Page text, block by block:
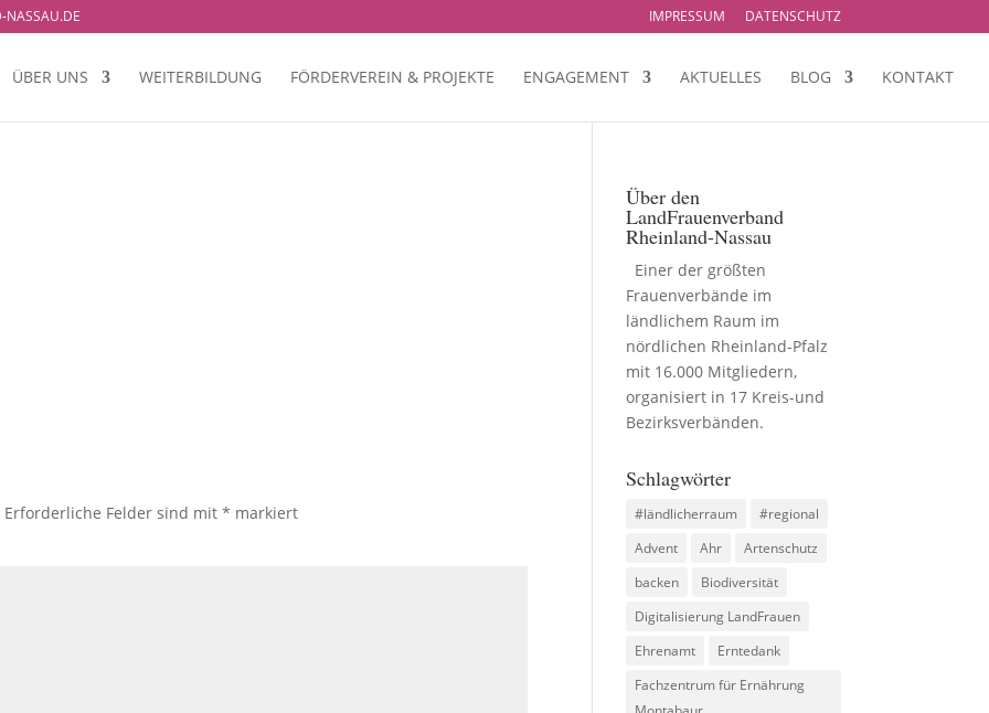
NASSAU.DE IMPRESSUM DATENSCHUTZ
ÜBER UNS WEITERBILDUNG FÖRDERVEREIN & PROJEKTE ENGAGEMENT AKTUELLES BLOG KONTAKT
Erforderliche Felder sind mit* markiert
Über den
LandFrauenverband
Rheinland-Nassau
Einer der größten
Frauenverbände im
ländlichem Raum im
nördlichen Rheinland-Pfalz
mit 16.000 Mitgliedern,
organisiert in 17 Kreis-und
Bezirksverbänden.
Schlagwörter
#ländlicherraum
#regional
Advent
Ahr
Artenschutz
backen
Biodiversität
Digitalisierung LandFrauen
Ehrenamt
Erntedank
Fachzentrum für Ernährung